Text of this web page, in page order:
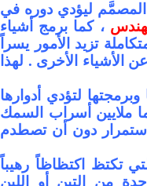
ليؤدي دوره في
، كما برمج أشياء
تزيد الأمور يسراً
الأخرى . لهذا
لتؤدي أدوارها
ملايين أسراب السمك
دون أن تصطدم
تكتظ اكتظاظاً رهيباً
من التبن أو اللبن